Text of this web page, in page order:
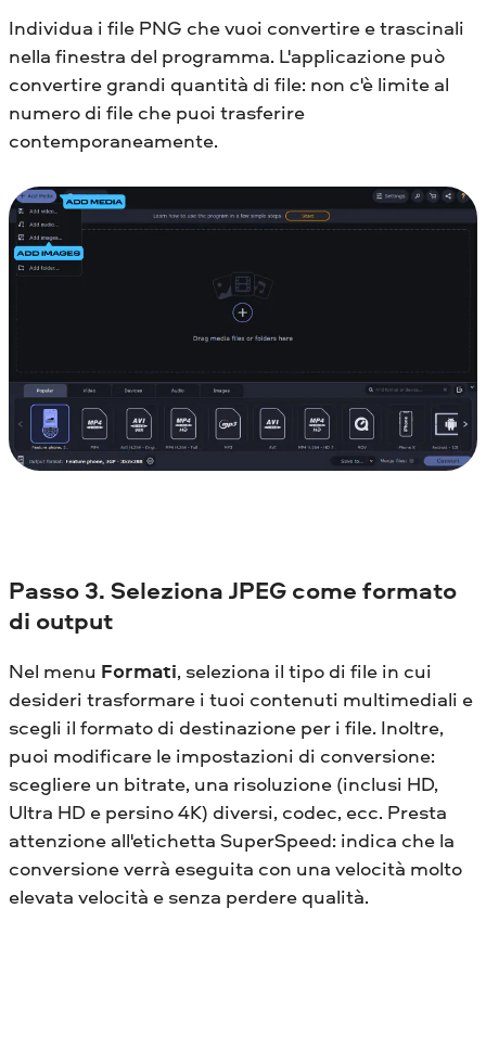
Individua i file PNG che vuoi convertire e trascinali
nella finestra del programma. L'applicazione può
convertire grandi quantità di file: non c'è limite al
numero di file che puoi trasferire
contemporaneamente.
Passo 3. Seleziona JPEG come formato
di output
Nel menu Formati, seleziona il tipo di file in cui
desideri trasformare i tuoi contenuti multimediali e
scegli il formato di destinazione per i file. Inoltre,
puoi modificare le impostazioni di conversione:
scegliere un bitrate, una risoluzione (inclusi HD,
Ultra HD e persino 4K) diversi, codec, ecc. Presta
attenzione all'etichetta SuperSpeed: indica che la
conversione verrà eseguita con una velocità molto
elevata velocità e senza perdere qualità.